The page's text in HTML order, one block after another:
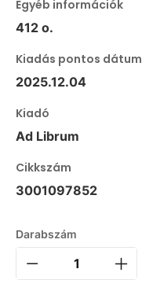
Egyéb információk
412 o.
Kiadás pontos
2025.12.04
Kiadó
Ad Librum
Cikkszám
3001097852
Darabszám